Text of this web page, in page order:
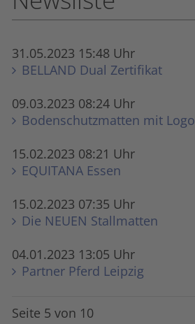
31.05.2023 15:48 Uhr
BELLAND Dual Zertifikat
09.03.2023 08:24 Uhr
Bodenschutzmatten mit Logo
15.02.2023 08:21 Uhr
EQUITANA Essen
15.02.2023 07:35 Uhr
Die NEUEN Stall­matten
04.01.2023 13:05 Uhr
Partner Pferd Leipzig
Seite 5 von 10